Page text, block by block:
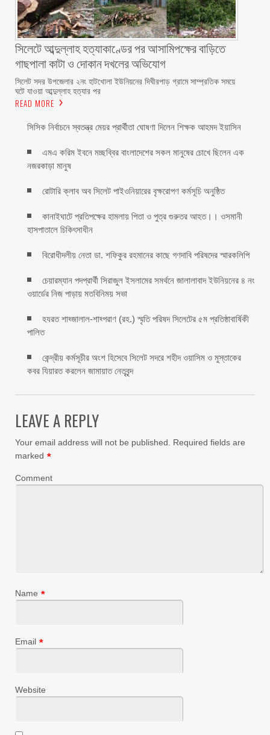
সিলেটে আব্দুল্লাহ হত্যাকাণ্ডের পর আসামিপক্ষের বাড়িতে
গাছপালা কাটা ও দোকান দখলের অভিযোগ
সিলেট সদর উপজেলার ২নং হাটখোলা ইউনিয়নের দিঘীরপাড় গ্রামে সাম্প্রতিক সময়ে
ঘটে যাওয়া আব্দুল্লাহ হত্যার পর
READ MORE
সিসিক নির্বাচনে স্বতন্ত্র মেয়র প্রার্থীতা ঘোষণা দিলেন শিক্ষক আহমদ ইয়াসিন
এমএ করিম ইবনে মচ্ছব্বির বাংলাদেশের সকল মানুষের চোখে ছিলেন এক
নজরকাড়া মানুষ ‎
রোটারি ক্লাব অব সিলেট পাইওনিয়ারের বৃক্ষরোপণ কর্মসূচি অনুষ্ঠিত
কানাইঘাটে প্রতিপক্ষের হামলায় পিতা ও পুত্র গুরুতর আহত।। ওসমানী
হাসপাতালে চিকিৎসাধীন
বিরোধীদলীয় নেতা ডা. শফিকুর রহমানের কাছে গণদাবি পরিষদের স্মারকলিপি ‎
চেয়ারম্যান পদপ্রার্থী সিরাজুল ইসলামের সমর্থনে জালালাবাদ ইউনিয়নের ৪ নং
ওয়ার্ডের নিজ পাড়ায় মতবিনিময় সভা
হযরত শাহ্জালাল-শাহ্পরাণ (রহ.) স্মৃতি পরিষদ সিলেটের ৫ম প্রতিষ্ঠাবার্ষিকী
পালিত ‎​
কেন্দ্রীয় কর্মসূচীর অংশ হিসেবে সিলেট সদরে শহীদ ওয়াসিম ও মুস্তাকের
কবর যিয়ারত করলেন জামায়াত নেতৃবৃন্দ ‎
LEAVE A REPLY
Your email address will not be published.
Required fields are
marked *
Comment
Name *
Email *
Website